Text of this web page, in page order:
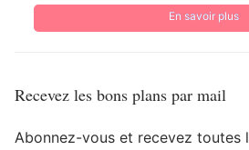
En savoir plus
Recevez les bons plans par mail
Abonnez-vous et recevez toutes